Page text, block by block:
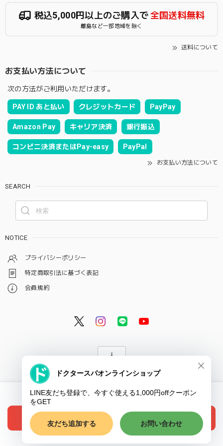
税込5,000円以上のご購入で全国送料無料
離島など一部地域を除く
送料について
お支払い方法について
次の方法がご利用いただけます。
PAY ID あと払い クレジットカード PayPay
Amazon Pay キャリア決済 銀行振込
コンビニ決済またはPay-easy PayPal
お支払い方法について
SEARCH
NOTICE
プライバシーポリシー
特定商取引法に基づく表記
会員規約
© ドクタースパ・クリニック オンラインショップ
Add to cart
日本国内にお住まいの方向け